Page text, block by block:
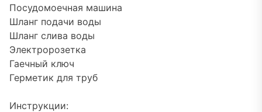
Посудомоечная машина
Шланг подачи воды
Шланг слива воды
Электророзетка
Гаечный ключ
Герметик для труб
Инструкции: